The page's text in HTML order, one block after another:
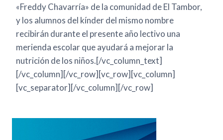
«Freddy Chavarría» de la comunidad de El Tambor,
y los alumnos del kínder del mismo nombre
recibirán durante el presente año lectivo una
merienda escolar que ayudará a mejorar la
nutrición de los niños.[/vc_column_text]
[/vc_column][/vc_row][vc_row][vc_column]
[vc_separator][/vc_column][/vc_row]